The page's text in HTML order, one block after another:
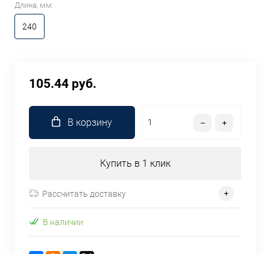
Длина, мм:
240
105.44 руб.
В корзину
Купить в 1 клик
Рассчитать доставку
В наличии